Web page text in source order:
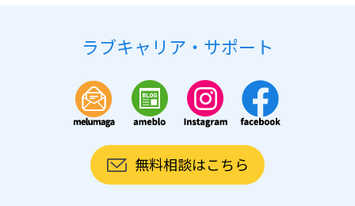
ラブキャリア・サポート
無料相談はこちら